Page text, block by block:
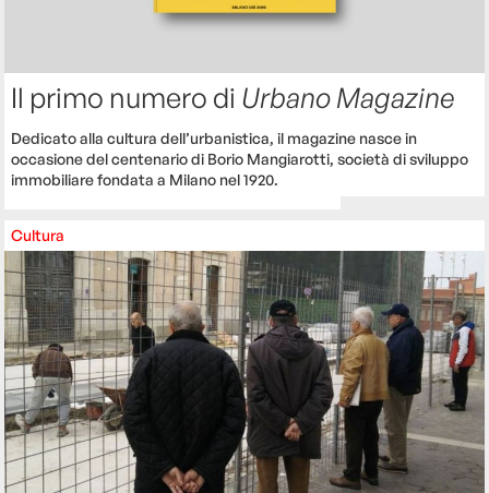
Il primo numero di Urbano Magazine
Dedicato alla cultura dell’urbanistica, il magazine nasce in
occasione del centenario di Borio Mangiarotti, società di sviluppo
immobiliare fondata a Milano nel 1920.
Cultura